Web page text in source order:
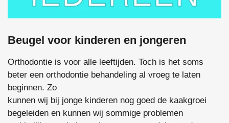
Beugel voor kinderen en jongeren
Orthodontie is voor alle leeftijden. Toch is het soms
beter een orthodontie behandeling al vroeg te laten
beginnen. Zo
kunnen wij bij jonge kinderen nog goed de kaakgroei
begeleiden en kunnen wij sommige problemen